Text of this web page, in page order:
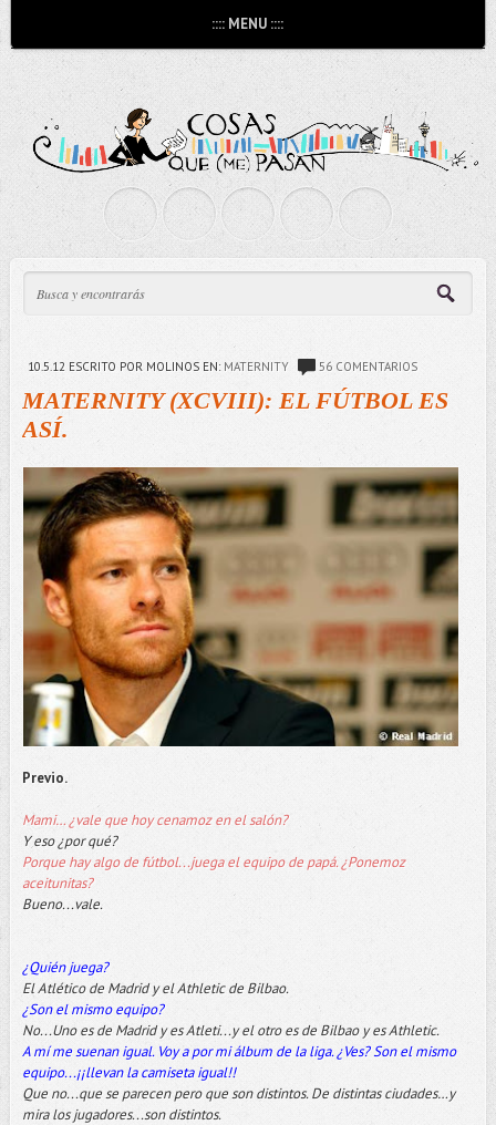
:::: MENU ::::
10.5.12 ESCRITO POR MOLINOS EN: MATERNITY 56 COMENTARIOS
MATERNITY (XCVIII): EL FÚTBOL ES
ASÍ.
Previo.
Mami… ¿vale que hoy cenamoz en el salón?
Y eso ¿por qué?
Porque hay algo de fútbol...juega el equipo de papá. ¿Ponemoz
aceitunitas?
Bueno...vale.
¿Quién juega?
El Atlético de Madrid y el Athletic de Bilbao.
¿Son el mismo equipo?
No...Uno es de Madrid y es Atleti...y el otro es de Bilbao y es Athletic.
A mí me suenan igual. Voy a por mi álbum de la liga. ¿Ves? Son el mismo
equipo...¡¡llevan la camiseta igual!!
Que no...que se parecen pero que son distintos. De distintas ciudades…y
mira los jugadores...son distintos.